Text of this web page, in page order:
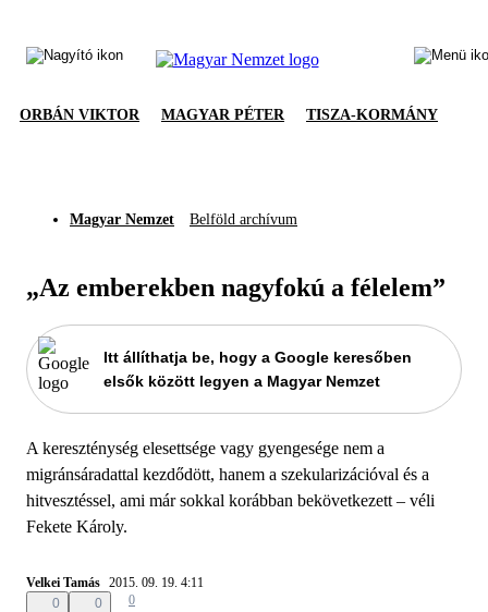
ORBÁN VIKTOR MAGYAR PÉTER TISZA-KORMÁNY
Magyar Nemzet Belföld archívum
„Az emberekben nagyfokú a félelem”
Itt állíthatja be, hogy a Google keresőben
elsők között legyen a Magyar Nemzet
A kereszténység elesettsége vagy gyengesége nem a
migránsáradattal kezdődött, hanem a szekularizációval és a
hitvesztéssel, ami már sokkal korábban bekövetkezett – véli
Fekete Károly.
Velkei Tamás 2015. 09. 19. 4:11
0
0 0